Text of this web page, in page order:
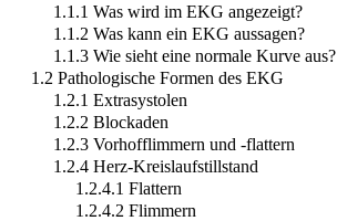
1.1.1 Was wird im EKG angezeigt?
1.1.2 Was kann ein EKG aussagen?
1.1.3 Wie sieht eine normale Kurve aus?
1.2 Pathologische Formen des EKG
1.2.1 Extrasystolen
1.2.2 Blockaden
1.2.3 Vorhofflimmern und -flattern
1.2.4 Herz-Kreislaufstillstand
1.2.4.1 Flattern
1.2.4.2 Flimmern